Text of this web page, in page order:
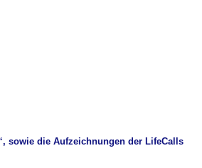
, sowie die Aufzeichnungen der LifeCalls